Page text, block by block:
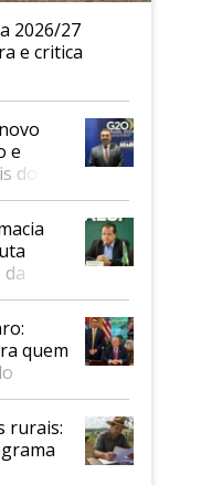
2026/27
e critica
e
do
quem
rurais: